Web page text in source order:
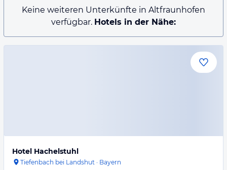
Keine weiteren Unterkünfte in Altfraunhofen
verfügbar. Hotels in der Nähe:
Hotel Hachelstuhl
Tiefenbach bei Landshut · Bayern